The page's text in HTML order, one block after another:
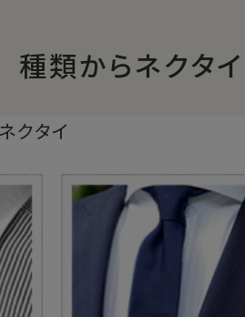
種類からネクタ
クタイ